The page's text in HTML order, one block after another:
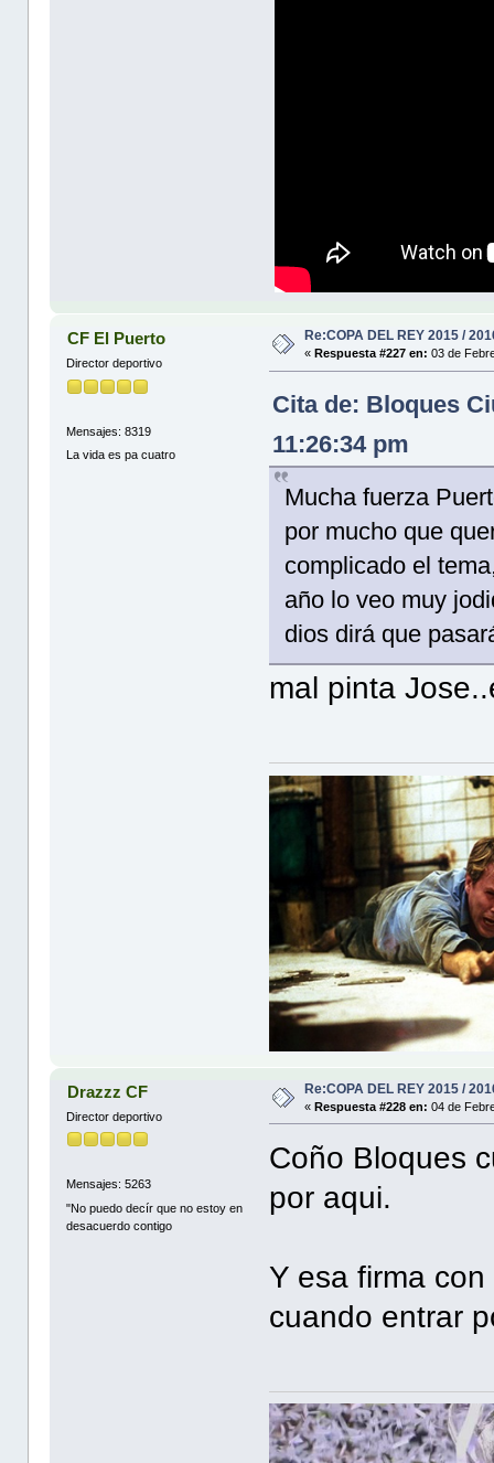
CF El Puerto
Director deportivo
Mensajes: 8319
La vida es pa cuatro
Re:COPA DEL REY 2015 /
« Respuesta #227 en: 03 de
Cita de: Bloques
11:26:34 pm
Mucha fuerza
por mucho que
complicado el
año lo veo muy
dios dirá que
mal pinta
Drazzz CF
Director deportivo
Mensajes: 5263
"No puedo decír que no estoy en
desacuerdo contigo
Re:COPA DEL REY 2015 /
«Respuesta #228 en: 04 de
Coño Bloques
por aqui.
Y esa firma
cuando entrar